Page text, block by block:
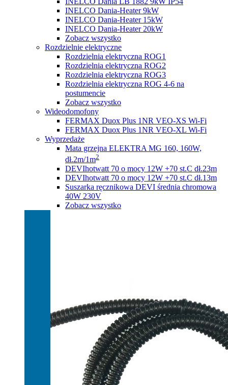
INELCO Dania-Heater 9kW
INELCO Dania-Heater 15kW
INELCO Dania-Heater 20kW
Zobacz wszystko
Rozdzielnie elektryczne
Rozdzielnia elektryczna ROG1
Rozdzielnia elektryczna ROG2
Rozdzielnia elektryczna ROG3
Rozdzielnia elektryczna ROG 4-6 na
postumencie
Zobacz wszystko
Wideodomofony
FERMAX Duox Plus 1NR VEO-XS Wi-Fi
FERMAX Duox Plus 1NR VEO-XL Wi-Fi
Wyprzedaże
Mata grzejna ELEKTRA MG 160, 160W,
dł.2m/1m2
DEVIhotwatt 70 o mocy 12W +70 st.C dł.23m
DEVIhotwatt 70 o mocy 12W +70 st.C dł.13m
Suszarka ręcznikowa DEVI średnia chromowa
40W 230V
Zobacz wszystko